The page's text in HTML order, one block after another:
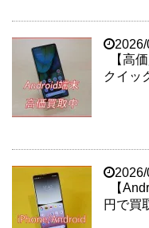
【高
クイッ
【
円で買